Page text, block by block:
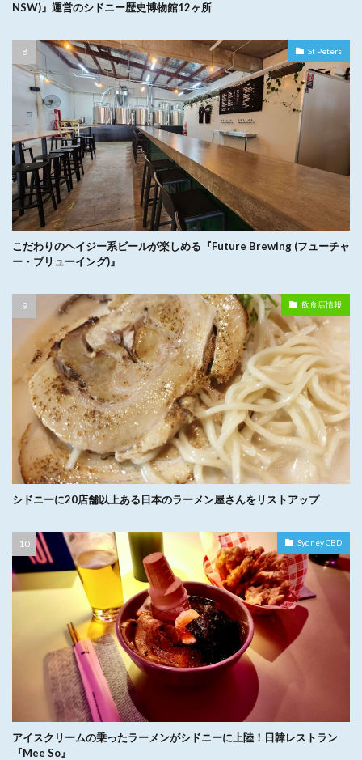
NSW)』運営のシドニー歴史博物館12ヶ所
St Peters
こだわりのヘイジー系ビールが楽しめる『Future Brewing (フューチャ
ー・ブリューイング)』
飲食店情報
シドニーに20店舗以上ある日本のラーメン屋さんをリストアップ
Sydney CBD
アイスクリームの乗ったラーメンがシドニーに上陸！日韓レストラン
『Mee So』